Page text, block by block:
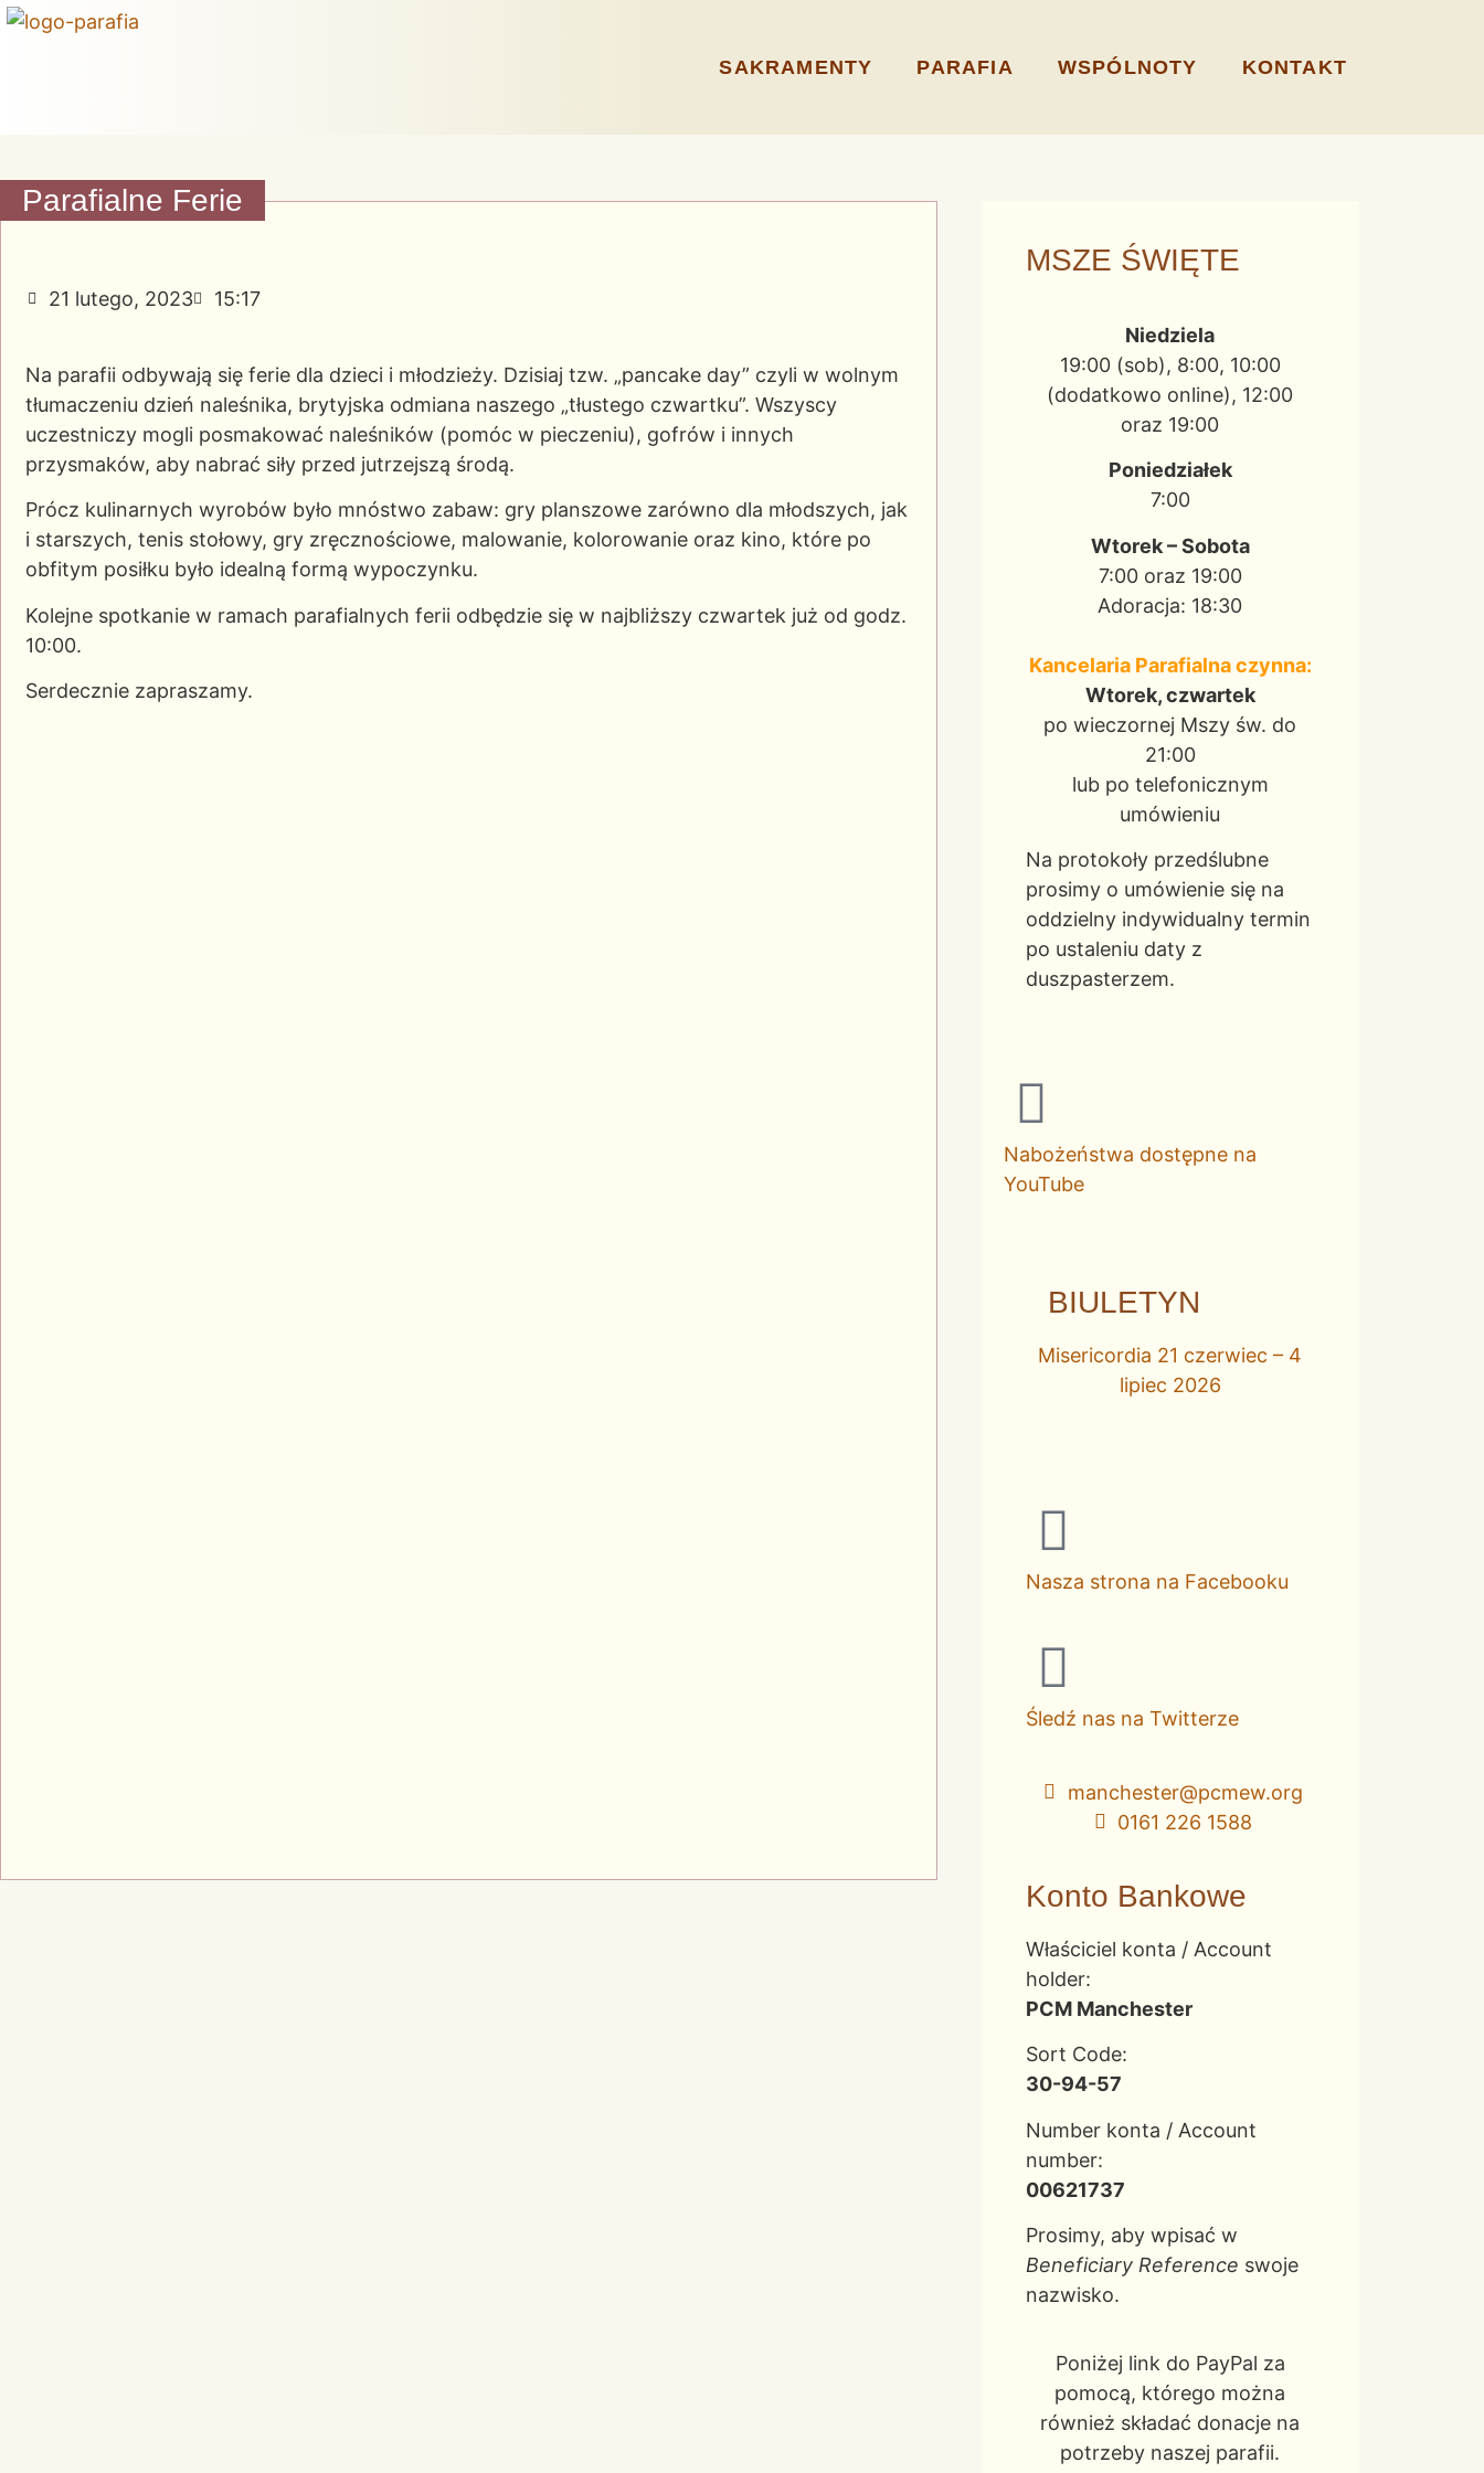
SAKRAMENTY PARAFIA WSPÓLNOTY KONTAKT
Parafialne Ferie
21 lutego, 2023 15:17
Na parafii odbywają się ferie dla dzieci i młodzieży. Dzisiaj tzw. „pancake day” czyli w wolnym
tłumaczeniu dzień naleśnika, brytyjska odmiana naszego „tłustego czwartku”. Wszyscy
uczestniczy mogli posmakować naleśników (pomóc w pieczeniu), gofrów i innych
przysmaków, aby nabrać siły przed jutrzejszą środą.
Prócz kulinarnych wyrobów było mnóstwo zabaw: gry planszowe zarówno dla młodszych, jak
i starszych, tenis stołowy, gry zręcznościowe, malowanie, kolorowanie oraz kino, które po
obfitym posiłku było idealną formą wypoczynku.
Kolejne spotkanie w ramach parafialnych ferii odbędzie się w najbliższy czwartek już od godz.
10:00.
Serdecznie zapraszamy.
MSZE ŚWIĘTE
Niedziela
19:00 (sob), 8:00, 10:00
(dodatkowo online), 12:00
oraz 19:00
Poniedziałek
7:00
Wtorek – Sobota
7:00 oraz 19:00
Adoracja: 18:30
Kancelaria Parafialna czynna:
Wtorek, czwartek
po wieczornej Mszy św. do
21:00
lub po telefonicznym
umówieniu
Na protokoły przedślubne
prosimy o umówienie się na
oddzielny indywidualny termin
po ustaleniu daty z
duszpasterzem.
Nabożeństwa dostępne na
YouTube
BIULETYN
Misericordia 21 czerwiec – 4
lipiec 2026
Nasza strona na Facebooku
Śledź nas na Twitterze
manchester@pcmew.org
0161 226 1588
Konto Bankowe
Właściciel konta / Account
holder:
PCM Manchester
Sort Code:
30-94-57
Number konta / Account
number:
00621737
Prosimy, aby wpisać w
Beneficiary Reference swoje
nazwisko.
Poniżej link do PayPal za
pomocą, którego można
również składać donacje na
potrzeby naszej parafii.